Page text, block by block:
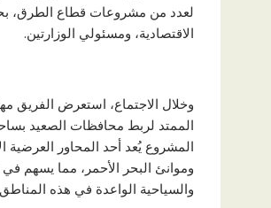
لعدد من مشروعات قطاع الطرق،
الاقتصادية، ومسئولي الوزارتين.
وخلال الاجتماع، استعرض الفريق
المشروع يُعد أحد المحاور العرضية
وموانئ البحر الأحمر، مما يسهم
والسياحية الواعدة في هذه